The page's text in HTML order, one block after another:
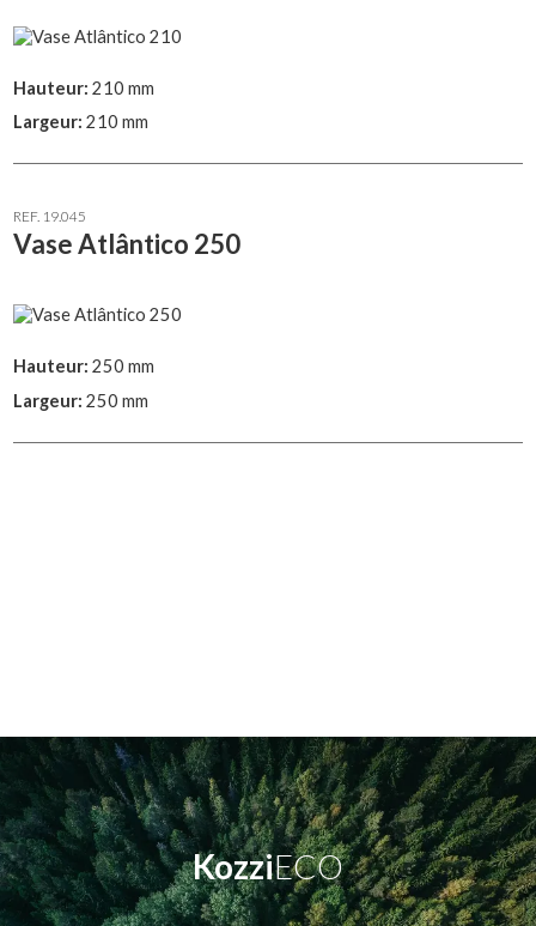
Hauteur: 210 mm
Largeur: 210 mm
REF. 19.045
Vase Atlântico 250
Hauteur: 250 mm
Largeur: 250 mm
KozziECO